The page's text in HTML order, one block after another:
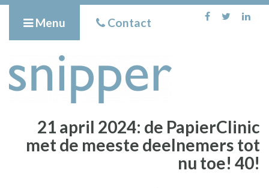
Menu Contact
21 april 2024: de PapierClinic
met de meeste deelnemers tot
nu toe! 40!